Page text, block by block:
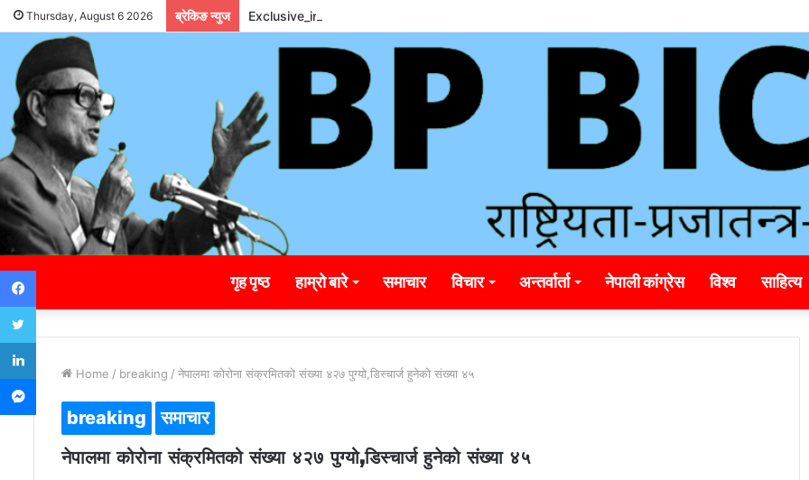
Thursday, August 6 2026 ब्रेकिङ न्युज Exclusive_insights_surrounding_rainbet_empower_informed_crypto_wagering_decision
गृह पृष्ठ हाम्रो बारे समाचार विचार अन्तर्वार्ता नेपाली कांग्रेस विश्व साहित्य
Home / breaking / नेपालमा कोरोना संक्रमितको संख्या ४२७ पुग्यो,डिस्चार्ज हुनेको संख्या ४५
breaking समाचार
नेपालमा कोरोना संक्रमितको संख्या ४२७ पुग्यो,डिस्चार्ज हुनेको संख्या ४५
Facebook
Twitter
LinkedIn
Messenger